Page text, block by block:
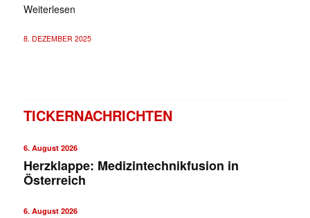
Weiterlesen
8. DEZEMBER 2025
TICKERNACHRICHTEN
6. August 2026
Herzklappe: Medizintechnikfusion in
Österreich
6. August 2026